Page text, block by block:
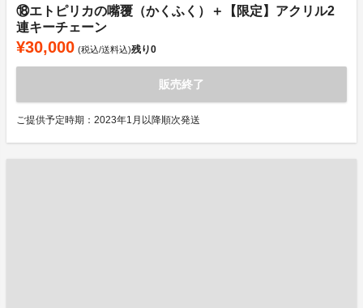
⑱エトピリカの嘴覆（かくふく）＋【限定】アクリル2
連キーチェーン
¥30,000 (税込/送料込)残り0
販売終了
ご提供予定時期：2023年1月以降順次発送